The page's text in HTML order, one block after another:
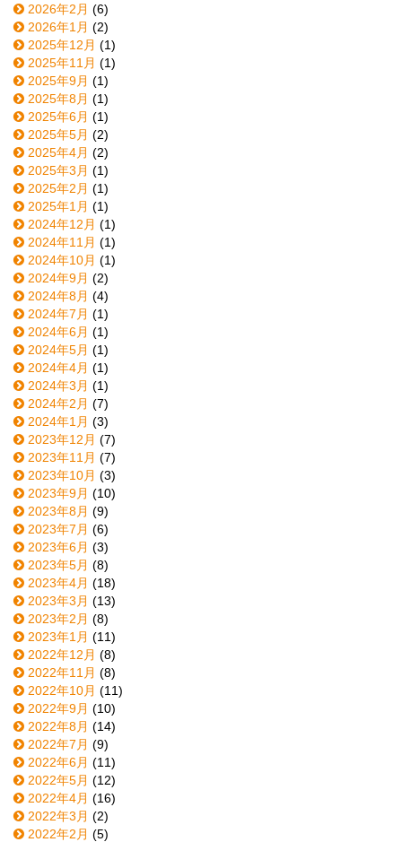
2026年2月 (6)
2026年1月 (2)
2025年12月 (1)
2025年11月 (1)
2025年9月 (1)
2025年8月 (1)
2025年6月 (1)
2025年5月 (2)
2025年4月 (2)
2025年3月 (1)
2025年2月 (1)
2025年1月 (1)
2024年12月 (1)
2024年11月 (1)
2024年10月 (1)
2024年9月 (2)
2024年8月 (4)
2024年7月 (1)
2024年6月 (1)
2024年5月 (1)
2024年4月 (1)
2024年3月 (1)
2024年2月 (7)
2024年1月 (3)
2023年12月 (7)
2023年11月 (7)
2023年10月 (3)
2023年9月 (10)
2023年8月 (9)
2023年7月 (6)
2023年6月 (3)
2023年5月 (8)
2023年4月 (18)
2023年3月 (13)
2023年2月 (8)
2023年1月 (11)
2022年12月 (8)
2022年11月 (8)
2022年10月 (11)
2022年9月 (10)
2022年8月 (14)
2022年7月 (9)
2022年6月 (11)
2022年5月 (12)
2022年4月 (16)
2022年3月 (2)
2022年2月 (5)